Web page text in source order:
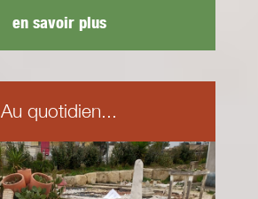
en savoir plus
Au quotidien...